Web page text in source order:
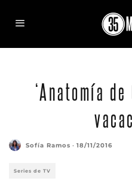
‘Anatomía
Sofía Ramos · 18/11/2016
Series de TV